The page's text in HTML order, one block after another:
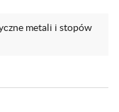
metali i stopów